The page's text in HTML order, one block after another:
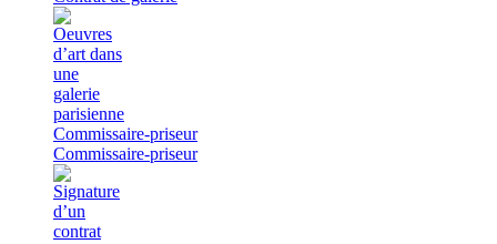
Commissaire-priseur
Commissaire-priseur